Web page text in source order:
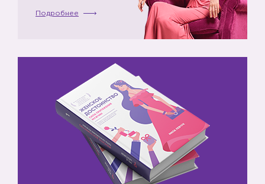
Подробнее